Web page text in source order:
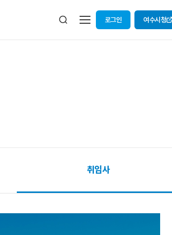
로그인 여수시청
취임사